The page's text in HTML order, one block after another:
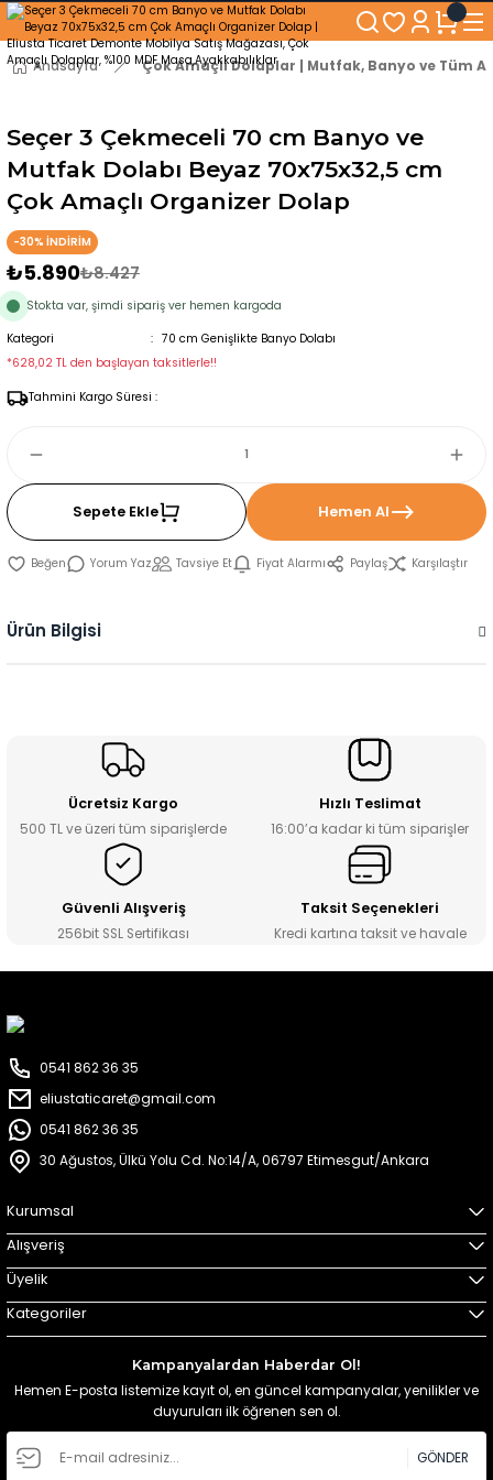
250₺ ve Üzeri Alışverişlerinizde KARGO BEDAVA!
5'er cm Aralıklarla 35 cm'den 100 cm'e kadar Genişliğe Sahip Dolaplar
% 100 Mdf Tekerlekli Masa ile Uzun Ömürlü ve Kolay Kullanım Konforu
Kaliteli hizmet, güvenli alışveriş ve satış sonrası destek
Anasayfa Çok Amaçlı Dolaplar | Mutfak, Banyo ve Tüm
Seçer 3 Çekmeceli 70 cm Banyo ve
Mutfak Dolabı Beyaz 70x75x32,5 cm
Çok Amaçlı Organizer Dolap
-30% İNDİRİM
₺5.890₺8.427
Stokta var, şimdi sipariş ver hemen kargoda
Kategori
70 cm Genişlikte Banyo Dolabı
*628,02 TL den başlayan taksitlerle!!
Tahmini Kargo Süresi :
Sepete Ekle Hemen Al
Yorum Yaz Tavsiye Et Fiyat Alarmı Paylaş Karşılaştır
Ürün Bilgisi
Ücretsiz Kargo
500 TL ve üzeri tüm siparişlerde
Hızlı Teslimat
16:00’a kadar ki tüm siparişler
Güvenli Alışveriş
256bit SSL Sertifikası
Taksit Seçenekleri
Kredi kartına taksit ve havale
0541 862 36 35
eliustaticaret@gmail.com
0541 862 36 35
30 Ağustos, Ülkü Yolu Cd. No:14/A, 06797 Etimesgut/Ankara
Kurumsal
Alışveriş
Üyelik
Kategoriler
Kampanyalardan Haberdar Ol!
Hemen E-posta listemize kayıt ol, en güncel kampanyalar, yenilikler ve
duyuruları ilk öğrenen sen ol.
GÖNDER